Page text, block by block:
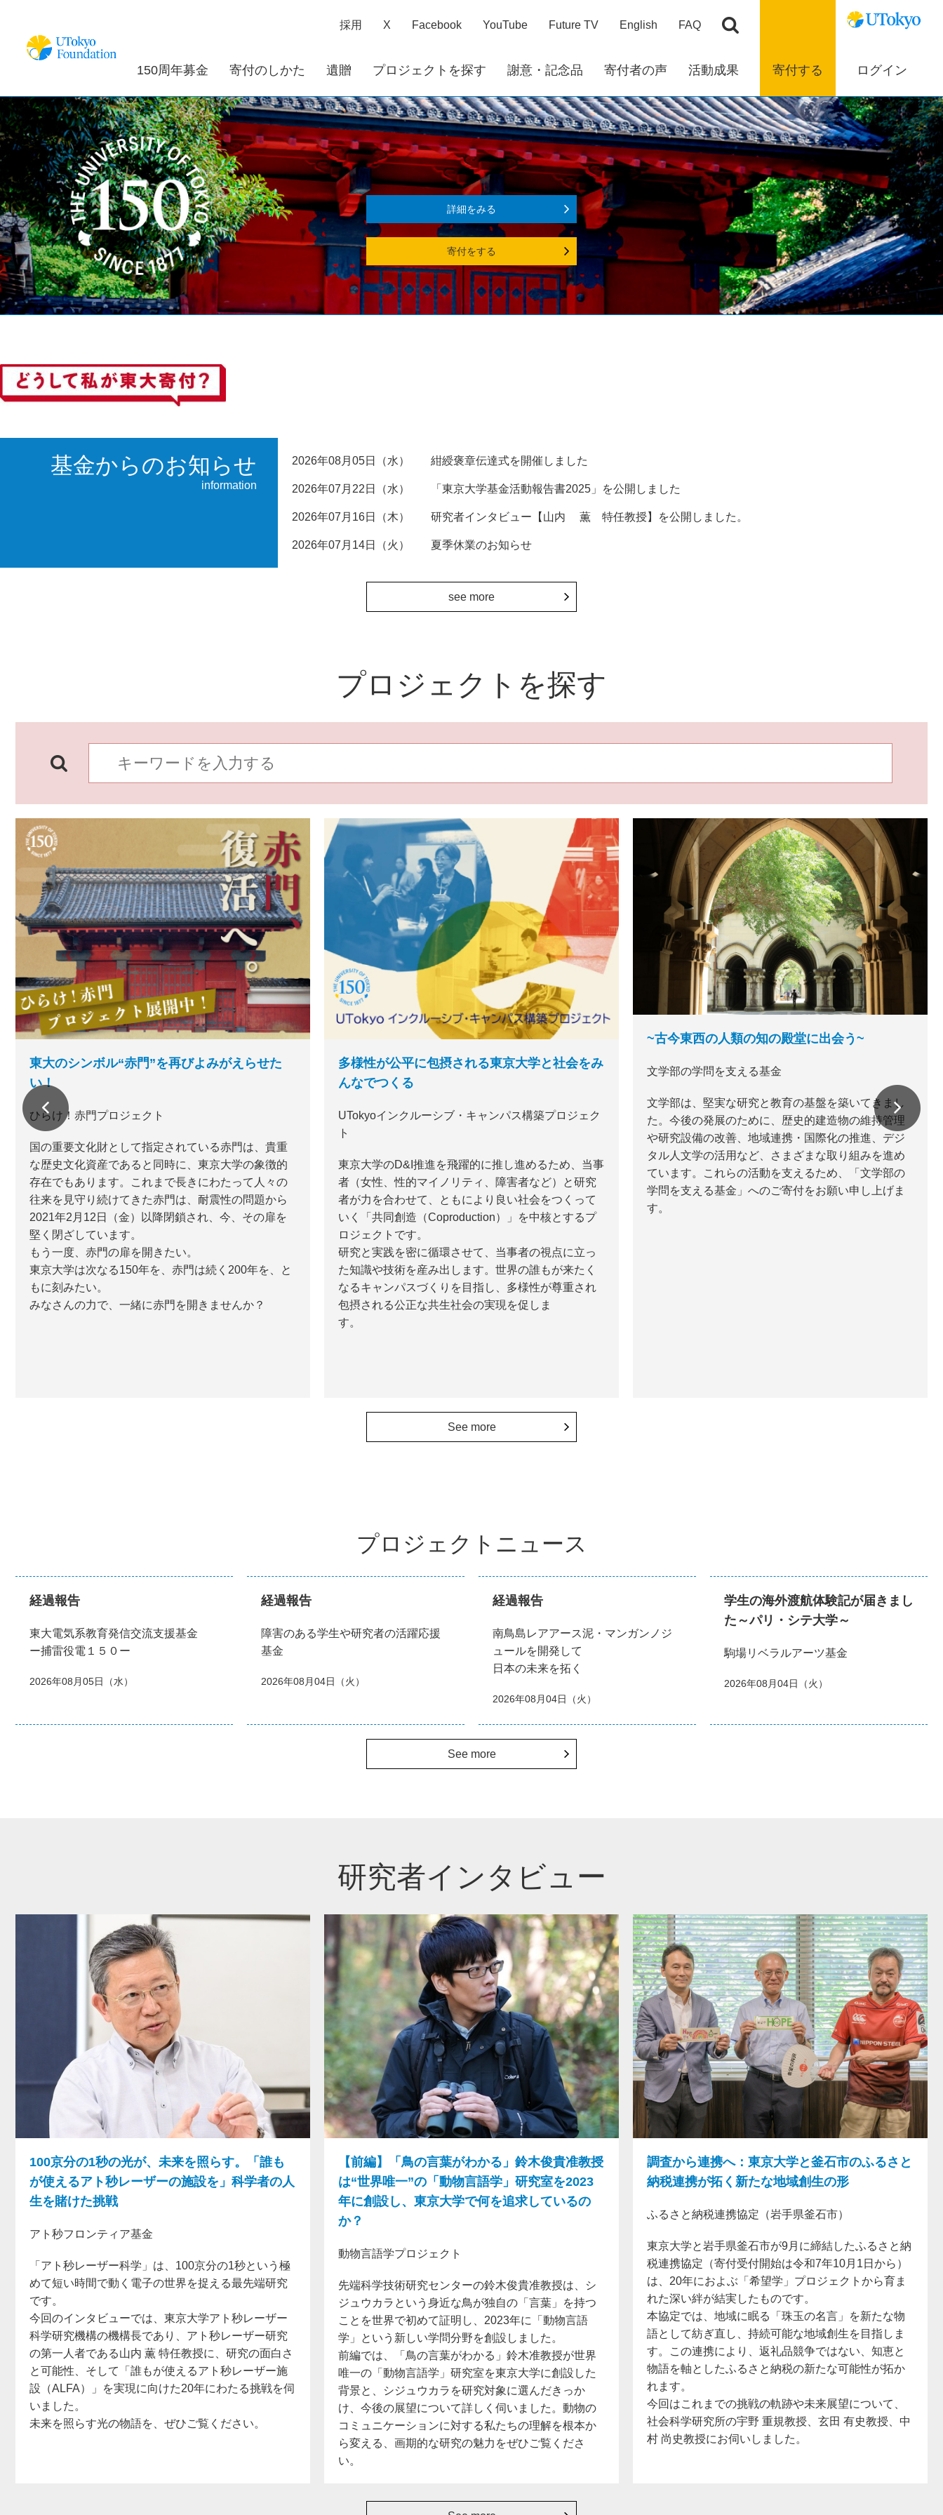
採用 X Facebook YouTube Future TV English FAQ
150周年募金 寄付のしかた 遺贈 プロジェクトを探す 謝意・記念品 寄付者の声 活動成果 寄付する ログイン
詳細をみる
寄付をする
基金からのお知らせ
information
2026年08月05日（水） 紺綬褒章伝達式を開催しました
2026年07月22日（水） 「東京大学基金活動報告書2025」を公開しました
2026年07月16日（木） 研究者インタビュー【山内 薫 特任教授】を公開しました。
2026年07月14日（火） 夏季休業のお知らせ
see more
プロジェクトを探す
東大のシンボル“赤門”を再びよみがえらせた
い！
ひらけ！赤門プロジェクト
国の重要文化財として指定されている赤門は、貴重
な歴史文化資産であると同時に、東京大学の象徴的
存在でもあります。これまで長きにわたって人々の
往来を見守り続けてきた赤門は、耐震性の問題から
2021年2月12日（金）以降閉鎖され、今、その扉を
堅く閉ざしています。
もう一度、赤門の扉を開きたい。
東京大学は次なる150年を、赤門は続く200年を、と
もに刻みたい。
みなさんの力で、一緒に赤門を開きませんか？
多様性が公平に包摂される東京大学と社会をみ
んなでつくる
UTokyoインクルーシブ・キャンパス構築プロジェク
ト
東京大学のD&I推進を飛躍的に推し進めるため、当事
者（女性、性的マイノリティ、障害者など）と研究
者が力を合わせて、ともにより良い社会をつくって
いく「共同創造（Coproduction）」を中核とするプ
ロジェクトです。
研究と実践を密に循環させて、当事者の視点に立っ
た知識や技術を産み出します。世界の誰もが来たく
なるキャンパスづくりを目指し、多様性が尊重され
包摂される公正な共生社会の実現を促しま
す。
~古今東西の人類の知の殿堂に出会う~
文学部の学問を支える基金
文学部は、堅実な研究と教育の基盤を築いてきまし
た。今後の発展のために、歴史的建造物の維持管理
や研究設備の改善、地域連携・国際化の推進、デジ
タル人文学の活用など、さまざまな取り組みを進め
ています。これらの活動を支えるため、「文学部の
学問を支える基金」へのご寄付をお願い申し上げま
す。
See more
プロジェクトニュース
経過報告
東大電気系教育発信交流支援基金
ー捕雷役電１５０ー
2026年08月05日（水）
経過報告
障害のある学生や研究者の活躍応援
基金
2026年08月04日（火）
経過報告
南鳥島レアアース泥・マンガンノジ
ュールを開発して
日本の未来を拓く
2026年08月04日（火）
学生の海外渡航体験記が届きまし
た～パリ・シテ大学～
駒場リベラルアーツ基金
2026年08月04日（火）
See more
研究者インタビュー
100京分の1秒の光が、未来を照らす。「誰も
が使えるアト秒レーザーの施設を」科学者の人
生を賭けた挑戦
アト秒フロンティア基金
「アト秒レーザー科学」は、100京分の1秒という極
めて短い時間で動く電子の世界を捉える最先端研究
です。
今回のインタビューでは、東京大学アト秒レーザー
科学研究機構の機構長であり、アト秒レーザー研究
の第一人者である山内 薫 特任教授に、研究の面白さ
と可能性、そして「誰もが使えるアト秒レーザー施
設（ALFA）」を実現に向けた20年にわたる挑戦を伺
いました。
未来を照らす光の物語を、ぜひご覧ください。
【前編】「鳥の言葉がわかる」鈴木俊貴准教授
は“世界唯一”の「動物言語学」研究室を2023
年に創設し、東京大学で何を追求しているの
か？
動物言語学プロジェクト
先端科学技術研究センターの鈴木俊貴准教授は、シ
ジュウカラという身近な鳥が独自の「言葉」を持つ
ことを世界で初めて証明し、2023年に「動物言語
学」という新しい学問分野を創設しました。
前編では、「鳥の言葉がわかる」鈴木准教授が世界
唯一の「動物言語学」研究室を東京大学に創設した
背景と、シジュウカラを研究対象に選んだきっか
け、今後の展望について詳しく伺いました。動物の
コミュニケーションに対する私たちの理解を根本か
ら変える、画期的な研究の魅力をぜひご覧くださ
い。
調査から連携へ：東京大学と釜石市のふるさと
納税連携が拓く新たな地域創生の形
ふるさと納税連携協定（岩手県釜石市）
東京大学と岩手県釜石市が9月に締結したふるさと納
税連携協定（寄付受付開始は令和7年10月1日から）
は、20年におよぶ「希望学」プロジェクトから育ま
れた深い絆が結実したものです。
本協定では、地域に眠る「珠玉の名言」を新たな物
語として紡ぎ直し、持続可能な地域創生を目指しま
す。この連携により、返礼品競争ではない、知恵と
物語を軸としたふるさと納税の新たな可能性が拓か
れます。
今回はこれまでの挑戦の軌跡や未来展望について、
社会科学研究所の宇野 重規教授、玄田 有史教授、中
村 尚史教授にお伺いしました。